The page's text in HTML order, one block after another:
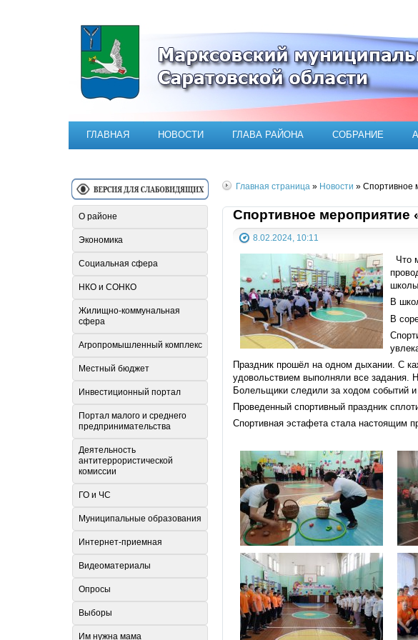
Официальный сайт Марксовского
ГЛАВНАЯ НОВОСТИ ГЛАВА РАЙОНА СОБРАНИЕ
Главная страница » Новости » Спортивное
Спортивное мероприятие
8.02.2024, 10:11
Что
В
В
Праздник прошёл на одном дыхании. С
удовольствием выполняли все задания.
Болельщики следили за ходом событий и
Проведенный спортивный праздник
Спортивная эстафета стала настоящим
О районе
Экономика
Социальная сфера
НКО и СОНКО
Жилищно-коммунальная
сфера
Агропромышленный комплекс
Местный бюджет
Инвестиционный портал
Портал малого и среднего
предпринимательства
Деятельность
антитеррористической
комиссии
ГО и ЧС
Муниципальные образования
Интернет-приемная
Видеоматериалы
Опросы
Выборы
Им нужна мама